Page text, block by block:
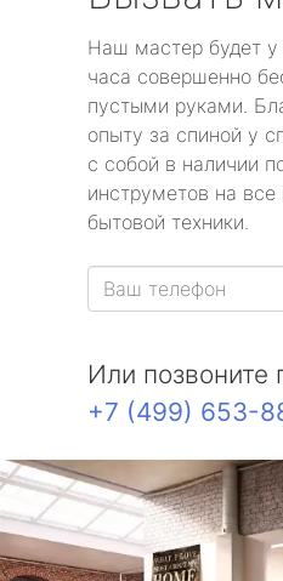
Наш мастер будет у
часа совершенно
пустыми руками.
опыту за спиной у
с собой в наличии
инструметов на
бытовой техники.
Или позвоните
+7 (499) 653-